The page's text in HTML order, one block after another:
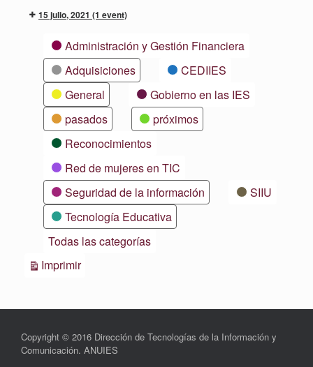
15 julio, 2021 (1 event)
CategoríasAdministración y Gestión Financiera
Adquisiciones
CEDIIES
General
Gobierno en las IES
pasados
próximos
Reconocimientos
Red de mujeres en TIC
Seguridad de la información
SIIU
Tecnología Educativa
Todas las categorías
ImprimirVistas
Copyright © 2016 Dirección de Tecnologías de la Información y
Comunicación. ANUIES